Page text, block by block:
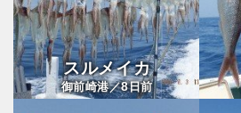
スルメイカ
御前崎港／8日前